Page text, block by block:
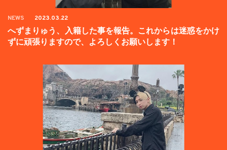
NEWS 2023.03.22
へずまりゅう、入籍した事を報告。これからは迷惑をかけ
ずに頑張りますので、よろしくお願いします！